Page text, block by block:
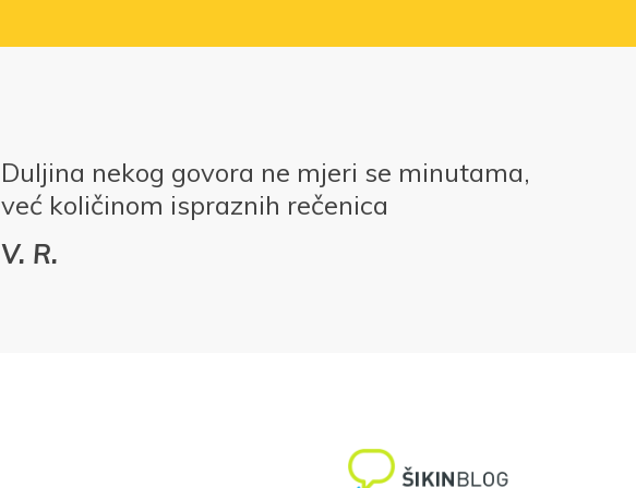
Duljina nekog govora ne mjeri se minutama,
već količinom ispraznih rečenica
V. R.